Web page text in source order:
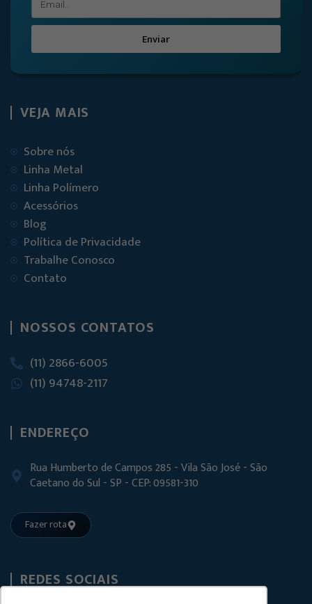
Enviar
VEJA MAIS
Sobre nós
Linha Metal
Linha Polímero
Acessórios
Blog
Política de Privacidade
Trabalhe Conosco
Contato
NOSSOS CONTATOS
(11) 2866-6005
(11) 94748-2117
ENDEREÇO
Rua Humberto de Campos 285 - Vila São José - São
Caetano do Sul - SP - CEP: 09581-310
Fazer rota
REDES SOCIAIS